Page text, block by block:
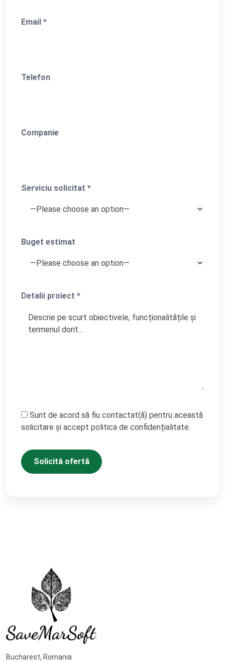
Email *
Telefon
Companie
Serviciu solicitat *
Buget estimat
Detalii proiect *
Sunt de acord să fiu contactat(ă) pentru această
solicitare și accept politica de confidențialitate.
Bucharest, Romania